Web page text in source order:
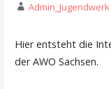
Admin_Jugendwerk
Hier entsteht die
der AWO Sachsen.